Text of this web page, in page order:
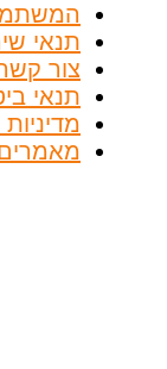
תנאי
צור
תנאי